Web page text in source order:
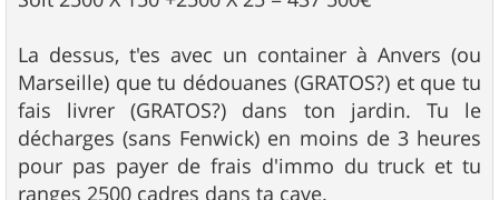
La dessus, t'es avec un container à Anvers (ou
Marseille) que tu dédouanes (GRATOS?) et que tu
fais livrer (GRATOS?) dans ton jardin. Tu le
décharges (sans Fenwick) en moins de 3 heures
pour pas payer de frais d'immo du truck et tu
ranges 2500 cadres dans ta cave.